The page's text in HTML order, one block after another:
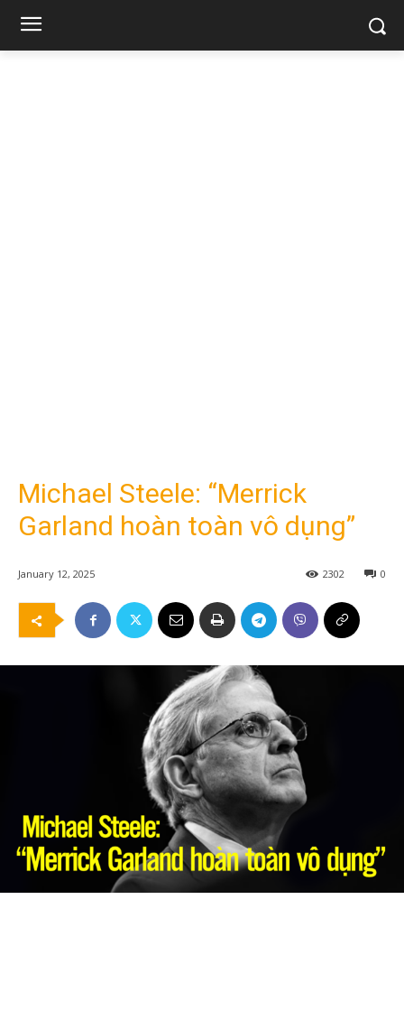
Michael Steele: “Merrick
Garland hoàn toàn vô dụng”
January 12, 2025 0
2302